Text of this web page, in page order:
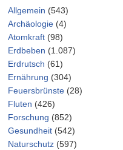
Allgemein (543)
Archäologie (4)
Atomkraft (98)
Erdbeben (1.087)
Erdrutsch (61)
Ernährung (304)
Feuersbrünste (28)
Fluten (426)
Forschung (852)
Gesundheit (542)
Naturschutz (597)